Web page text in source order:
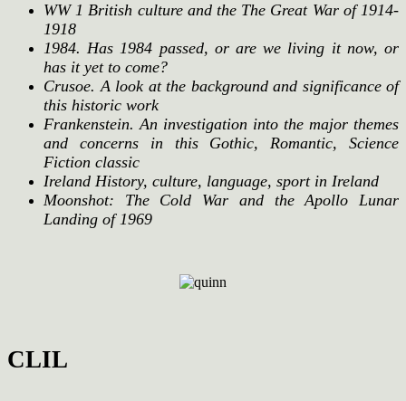
WW 1 British culture and the The Great War of 1914-
1918
1984. Has 1984 passed, or are we living it now, or
has it yet to come?
Crusoe. A look at the background and significance of
this historic work
Frankenstein. An investigation into the major themes
and concerns in this Gothic, Romantic, Science
Fiction classic
Ireland History, culture, language, sport in Ireland
Moonshot: The Cold War and the Apollo Lunar
Landing of 1969
CLIL